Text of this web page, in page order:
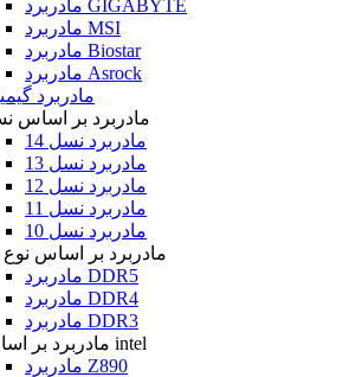
مادربرد GIGABYTE
مادربرد MSI
مادربرد Biostar
مادربرد Asrock
مادربرد
مادربرد بر اساس
مادربرد نسل 14
مادربرد نسل 13
مادربرد نسل 12
مادربرد نسل 11
مادربرد نسل 10
مادربرد بر اساس
مادربرد DDR5
مادربرد DDR4
مادربرد DDR3
مادربرد بر اساس intel
مادربرد Z890